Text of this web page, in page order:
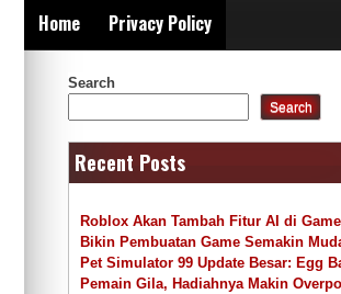
Home Privacy Policy
Search
Search
Recent Posts
Roblox Akan Tambah Fitur AI di
Bikin Pembuatan Game Semakin
Pet Simulator 99 Update Besar: Egg
Pemain Gila, Hadiahnya Makin